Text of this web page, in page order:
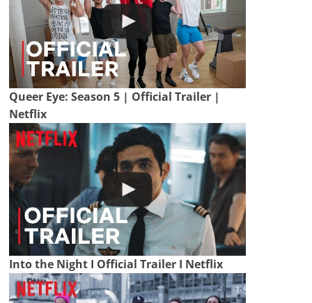
Queer Eye: Season 5 | Official Trailer |
Netflix
Into the Night I Official Trailer I Netflix